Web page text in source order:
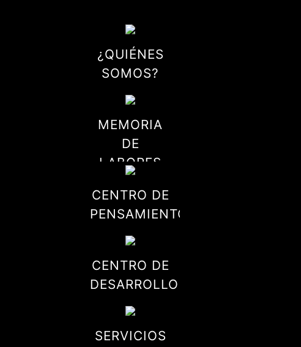
¿QUIÉNES
SOMOS?
MEMORIA
DE
LABORES
CENTRO DE
PENSAMIENTO
CENTRO DE
DESARROLLO
SERVICIOS